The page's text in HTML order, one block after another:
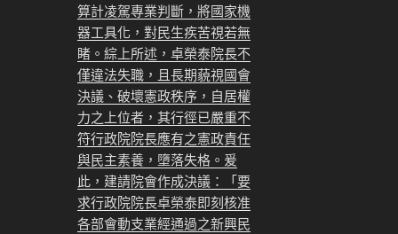
算計凌駕專業判斷，將國家機
器工具化，對民生疾苦視若無
睹。綜上所述，卓榮泰院長不
僅違法失職，且長期藐視國會
決議、破壞憲政秩序，自居權
力之上位者，其行徑已嚴重不
符行政院院長應有之憲政責任
與民主素養，墮落失格。爰
此，建請院會作成決議：「要
求行政院院長卓榮泰即刻核准
各部會動支業經通過之新興民